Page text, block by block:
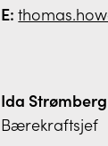
E:
Ida Strømberg
Bærekraftsjef